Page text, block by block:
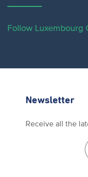
Follow Luxembourg
Newsletter
Receive all the